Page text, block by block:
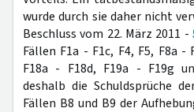
wurde durch sie daher nicht
Beschluss vom 22. März 2011 -
Fällen F1a - F1c, F4, F5, F8a -
F18a - F18d, F19a - F19g
deshalb die Schuldsprüche
Fällen B8 und B9 der